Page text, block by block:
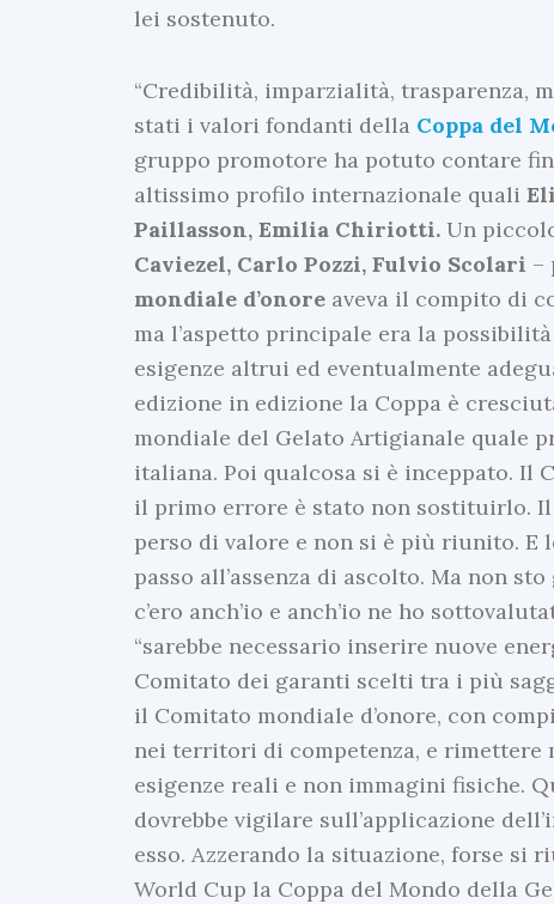
lei sostenuto.
“Credibilità, imparzialità, trasparenza,
stati i valori fondanti della Coppa del
gruppo promotore ha potuto contare
altissimo profilo internazionale quali
Paillasson, Emilia Chiriotti. Un
Caviezel, Carlo Pozzi, Fulvio Scolari –
mondiale d’onore aveva il compito di
ma l’aspetto principale era la
esigenze altrui ed eventualmente
edizione in edizione la Coppa è
mondiale del Gelato Artigianale quale
italiana. Poi qualcosa si è inceppato. Il
il primo errore è stato non sostituirlo. Il
perso di valore e non si è più riunito.
passo all’assenza di ascolto. Ma non
c’ero anch’io e anch’io ne ho
“sarebbe necessario inserire nuove
Comitato dei garanti scelti tra i più
il Comitato mondiale d’onore, con
nei territori di competenza, e rimettere
esigenze reali e non immagini fisiche.
dovrebbe vigilare sull’applicazione
esso. Azzerando la situazione, forse si
World Cup la Coppa del Mondo della